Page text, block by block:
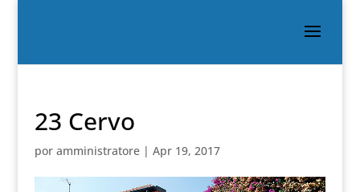
23 Cervo
por amministratore| Apr 19, 2017